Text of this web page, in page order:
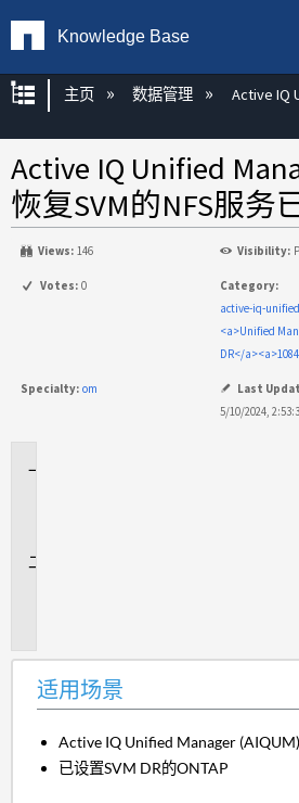
Knowledge Base
扩展/隐缩全局层次
主页 数据管理 Active IQ
Active IQ Unified
恢复SVM的NFS服务
Views: 146 Visibility:
Votes: 0
Category:
active-iq-
<a>Unified
DR</
Specialty: om
Last
5/10/2024,
适用场景
Active IQ Unified Manager
已设置SVM DR的ONTAP